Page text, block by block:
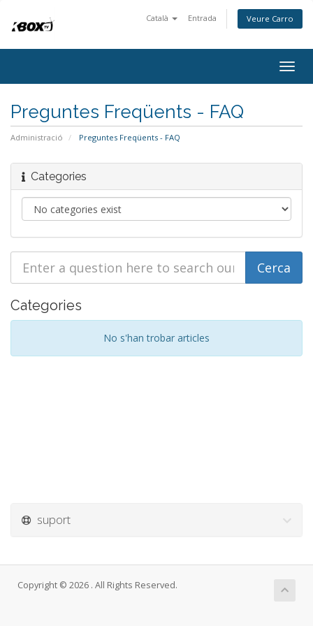
Català Entrada Veure Carro
Preguntes Freqüents - FAQ
Administració Preguntes Freqüents - FAQ
Categories
Categories
No s'han trobar articles
suport
Copyright © 2026 . All Rights Reserved.